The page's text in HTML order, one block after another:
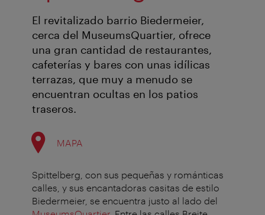
El revitalizado barrio Biedermeier,
cerca del MuseumsQuartier, ofrece
una gran cantidad de restaurantes,
cafeterías y bares con unas idílicas
terrazas, que muy a menudo se
encuentran ocultas en los patios
traseros.
MAPA
Spittelberg, con sus pequeñas y románticas
calles, y sus encantadoras casitas de estilo
Biedermeier, se encuentra justo al lado del